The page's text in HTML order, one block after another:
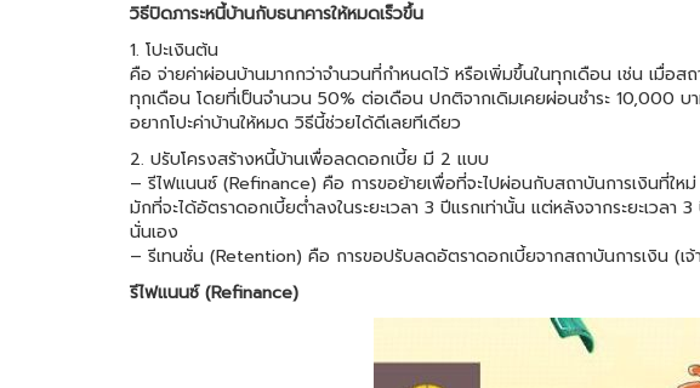
วิธีปิดภาระหนี้บ้านกับธนาคารให้หมดเร็วขึ้น
1. โปะเงินต้น
คือ จ่ายค่าผ่อนบ้านมากกว่าจำนวนที่กำหนดไว้ หรือเพิ่มขึ้นในทุกเดือน เช่น เมื่อส
ทุกเดือน โดยที่เป็นจำนวน 50% ต่อเดือน ปกติจากเดิมเคยผ่อนชำระ 10,000 บ
อยากโปะค่าบ้านให้หมด วิธีนี้ช่วยได้ดีเลยทีเดียว
2. ปรับโครงสร้างหนี้บ้านเพื่อลดดอกเบี้ย มี 2 แบบ
– รีไฟแนนซ์ (Refinance) คือ การขอย้ายเพื่อที่จะไปผ่อนกับสถาบันการเงินที่ใ
มักที่จะได้อัตราดอกเบี้ยต่ำลงในระยะเวลา 3 ปีแรกเท่านั้น แต่หลังจากระยะเวล
นั่นเอง
– รีเทนชั่น (Retention) คือ การขอปรับลดอัตราดอกเบี้ยจากสถาบันการเงิน (เ
รีไฟแนนซ์ (Refinance)